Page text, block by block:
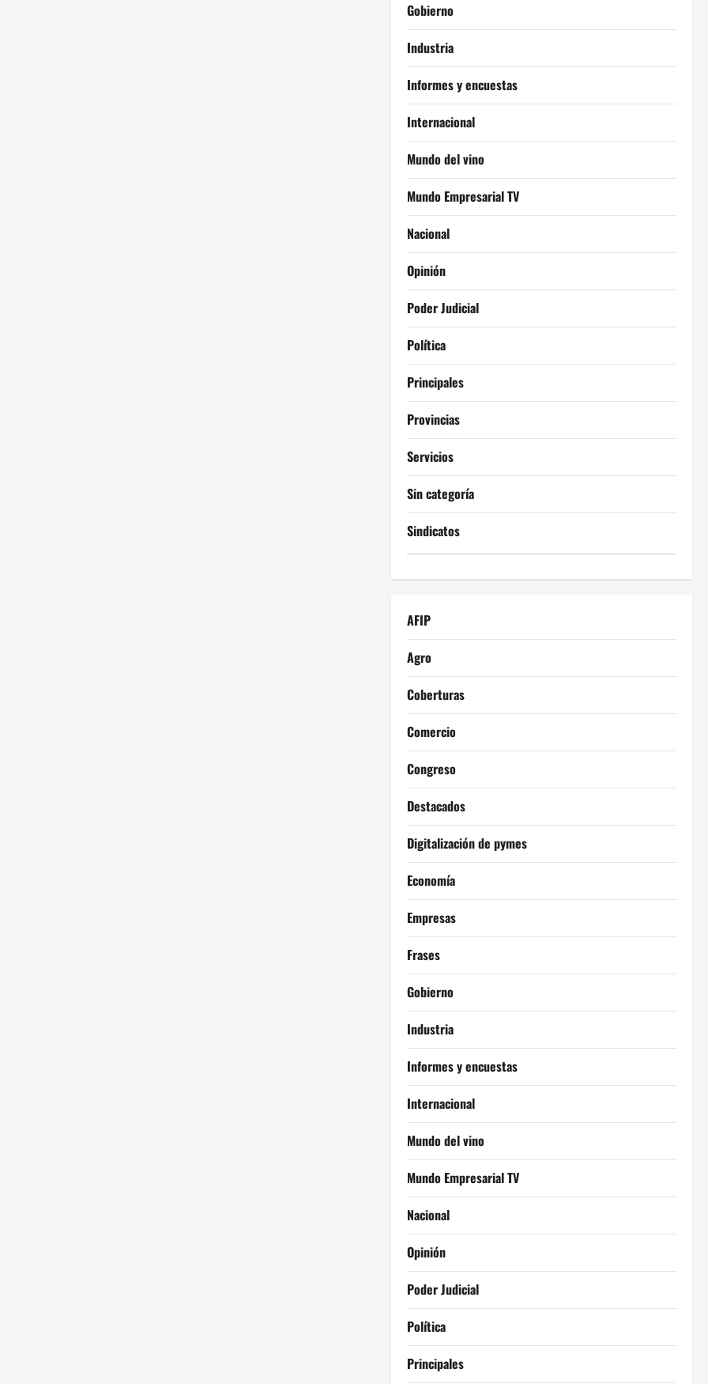
Gobierno
Industria
Informes y encuestas
Internacional
Mundo del vino
Mundo Empresarial TV
Nacional
Opinión
Poder Judicial
Política
Principales
Provincias
Servicios
Sin categoría
Sindicatos
AFIP
Agro
Coberturas
Comercio
Congreso
Destacados
Digitalización de pymes
Economía
Empresas
Frases
Gobierno
Industria
Informes y encuestas
Internacional
Mundo del vino
Mundo Empresarial TV
Nacional
Opinión
Poder Judicial
Política
Principales